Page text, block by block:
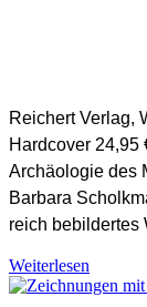
Reichert Verlag,
Hardcover 24,95
Archäologie des
Barbara
reich bebildertes
Weiterlesen